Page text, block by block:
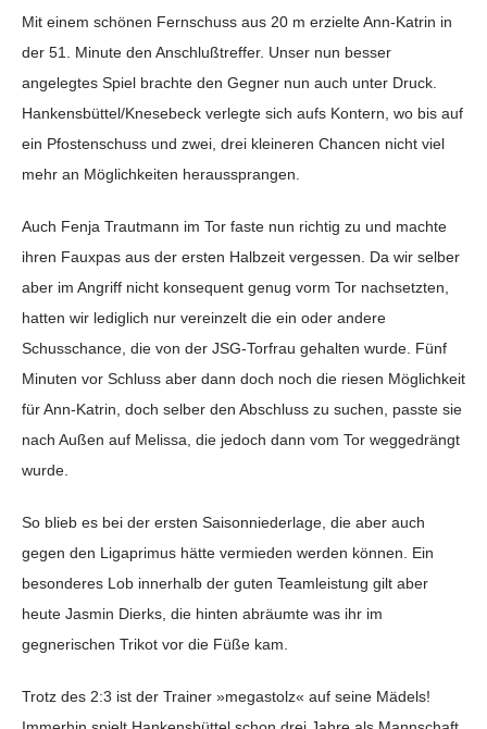
Mit einem schönen Fernschuss aus 20 m erzielte Ann-Katrin in
der 51. Minute den Anschlußtreffer. Unser nun besser
angelegtes Spiel brachte den Gegner nun auch unter Druck.
Hankensbüttel/Knesebeck verlegte sich aufs Kontern, wo bis auf
ein Pfostenschuss und zwei, drei kleineren Chancen nicht viel
mehr an Möglichkeiten heraussprangen.
Auch Fenja Trautmann im Tor faste nun richtig zu und machte
ihren Fauxpas aus der ersten Halbzeit vergessen. Da wir selber
aber im Angriff nicht konsequent genug vorm Tor nachsetzten,
hatten wir lediglich nur vereinzelt die ein oder andere
Schusschance, die von der JSG-Torfrau gehalten wurde. Fünf
Minuten vor Schluss aber dann doch noch die riesen Möglichkeit
für Ann-Katrin, doch selber den Abschluss zu suchen, passte sie
nach Außen auf Melissa, die jedoch dann vom Tor weggedrängt
wurde.
So blieb es bei der ersten Saisonniederlage, die aber auch
gegen den Ligaprimus hätte vermieden werden können. Ein
besonderes Lob innerhalb der guten Teamleistung gilt aber
heute Jasmin Dierks, die hinten abräumte was ihr im
gegnerischen Trikot vor die Füße kam.
Trotz des 2:3 ist der Trainer »megastolz« auf seine Mädels!